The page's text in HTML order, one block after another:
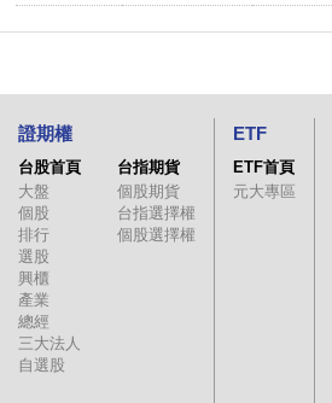
證期權
台股首頁
大盤
個股
排行
選股
興櫃
產業
總經
三大法人
自選股
台指期貨
個股期貨
台指選擇權
個股選擇權
ETF
ETF首頁
元大專區